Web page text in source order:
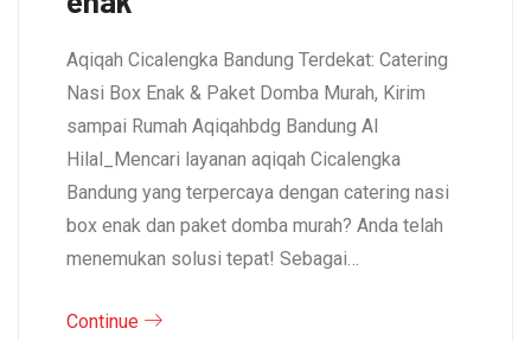
Aqiqah Cicalengka Bandung Terdekat: Catering
Nasi Box Enak & Paket Domba Murah, Kirim
sampai Rumah Aqiqahbdg Bandung Al
Hilal_Mencari layanan aqiqah Cicalengka
Bandung yang terpercaya dengan catering nasi
box enak dan paket domba murah? Anda telah
menemukan solusi tepat! Sebagai…
Continue